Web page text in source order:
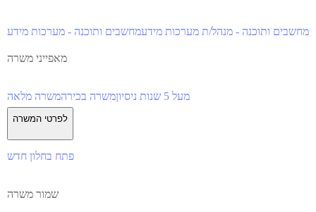
מחשבים ותוכנה - מנהל/ת מערכות מידעמחשבים ותוכנה - מערכות מידע
מאפייני משרה
מעל 5 שנות ניסיון משרה בכירהמשרה מלאה
לפרטי המשרה
פתח בחלון חדש
שמור משרה